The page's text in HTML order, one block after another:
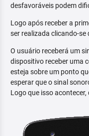
desfavoráveis podem
Logo após receber a
ser realizada clicando-se
O usuário receberá um
dispositivo receber uma
esteja sobre um ponto
esperar que o sinal
Logo que isso acontecer,